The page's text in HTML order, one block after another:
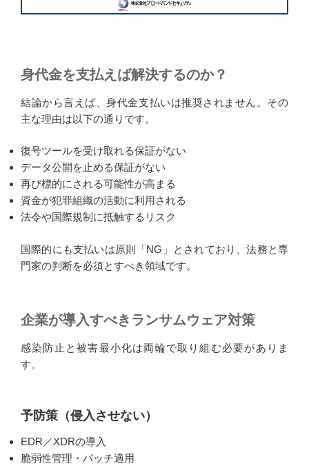
身代金を支払えば解決するのか？
結論から言えば、身代金支払いは推奨されません。その
主な理由は以下の通りです。
復号ツールを受け取れる保証がない
データ公開を止める保証がない
再び標的にされる可能性が高まる
資金が犯罪組織の活動に利用される
法令や国際規制に抵触するリスク
国際的にも支払いは原則「NG」とされており、法務と専
門家の判断を必須とすべき領域です。
企業が導入すべきランサムウェア対策
感染防止と被害最小化は両輪で取り組む必要がありま
す。
予防策（侵入させない）
EDR／XDRの導入
脆弱性管理・パッチ適用